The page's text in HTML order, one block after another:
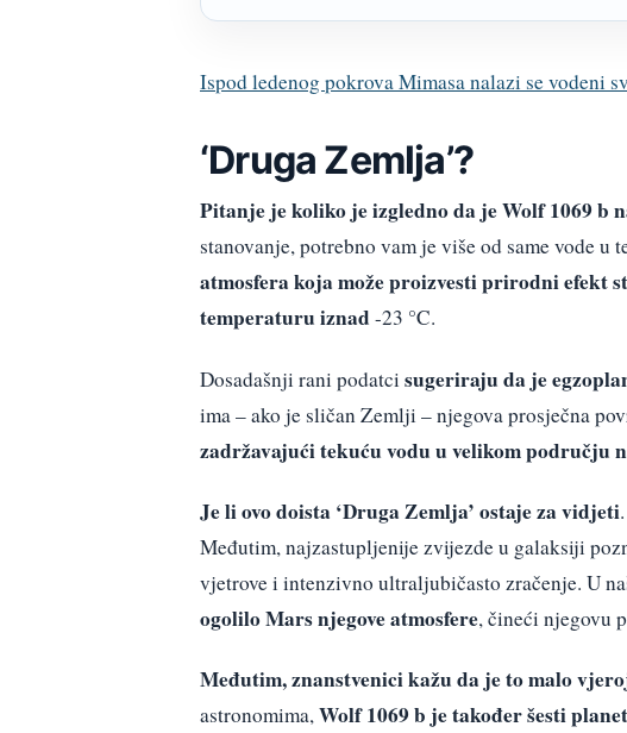
Ispod ledenog pokrova Mimasa nalazi se vodeni
‘Druga Zemlja’?
Pitanje je koliko je izgledno da je Wolf 1069 b
stanovanje, potrebno vam je više od same vode
atmosfera koja može proizvesti prirodni efekt
temperaturu iznad -23 °C.
Dosadašnji rani podatci sugeriraju da je
ima – ako je sličan Zemlji – njegova prosječna
zadržavajući tekuću vodu u velikom području
Je li ovo doista ‘Druga Zemlja’ ostaje za vidjeti
Međutim, najzastupljenije zvijezde u galaksiji
vjetrove i intenzivno ultraljubičasto zračenje. U
ogolilo Mars njegove atmosfere, čineći njegovu
Međutim, znanstvenici kažu da je to malo
astronomima,Wolf 1069 b je također šesti